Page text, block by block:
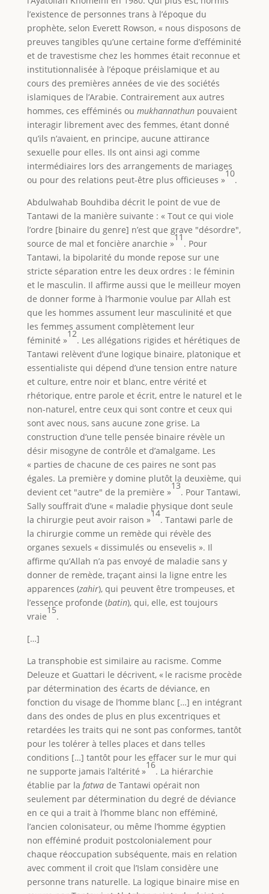
l’existence de personnes trans à l’époque du
prophète, selon Everett Rowson, « nous disposons de
preuves tangibles qu’une certaine forme d’efféminité
et de travestisme chez les hommes était reconnue et
institutionnalisée à l’époque préislamique et au
cours des premières années de vie des sociétés
islamiques de l’Arabie. Contrairement aux autres
hommes, ces efféminés ou mukhannathunpouvaient
interagir librement avec des femmes, étant donné
qu’ils n’avaient, en principe, aucune attirance
sexuelle pour elles. Ils ont ainsi agi comme
intermédiaires lors des arrangements de mariages
ou pour des relations peut-être plus officieuses »
10
.
Abdulwahab Bouhdiba décrit le point de vue de
Tantawi de la manière suivante : « Tout ce qui viole
l’ordre [binaire du genre] n’est que grave "désordre",
source de mal et foncière anarchie »
11
. Pour
Tantawi, la bipolarité du monde repose sur une
stricte séparation entre les deux ordres : le féminin
et le masculin. Il affirme aussi que le meilleur moyen
de donner forme à l’harmonie voulue par Allah est
que les hommes assument leur masculinité et que
les femmes assument complètement leur
féminité »
12
. Les allégations rigides et hérétiques de
Tantawi relèvent d’une logique binaire, platonique et
essentialiste qui dépend d’une tension entre nature
et culture, entre noir et blanc, entre vérité et
rhétorique, entre parole et écrit, entre le naturel et le
non-naturel, entre ceux qui sont contre et ceux qui
sont avec nous, sans aucune zone grise. La
construction d’une telle pensée binaire révèle un
désir misogyne de contrôle et d’amalgame. Les
« parties de chacune de ces paires ne sont pas
égales. La première y domine plutôt la deuxième, qui
devient cet "autre" de la première »
13
. Pour Tantawi,
Sally souffrait d’une « maladie physique dont seule
la chirurgie peut avoir raison »
14
. Tantawi parle de
la chirurgie comme un remède qui révèle des
organes sexuels « dissimulés ou ensevelis ». Il
affirme qu’Allah n’a pas envoyé de maladie sans y
donner de remède, traçant ainsi la ligne entre les
apparences (zahir), qui peuvent être trompeuses, et
l’essence profonde (batin), qui, elle, est toujours
vraie
15
.
[…]
La transphobie est similaire au racisme. Comme
Deleuze et Guattari le décrivent, « le racisme procède
par détermination des écarts de déviance, en
fonction du visage de l’homme blanc […] en intégrant
dans des ondes de plus en plus excentriques et
retardées les traits qui ne sont pas conformes, tantôt
pour les tolérer à telles places et dans telles
conditions […] tantôt pour les effacer sur le mur qui
ne supporte jamais l’altérité »
16
. La hiérarchie
établie par la fatwade Tantawi opérait non
seulement par détermination du degré de déviance
en ce qui a trait à l’homme blanc non efféminé,
l’ancien colonisateur, ou même l’homme égyptien
non efféminé produit postcolonialement pour
chaque réoccupation subséquente, mais en relation
avec comment il croit que l’Islam considère une
personne trans naturelle. La logique binaire mise en